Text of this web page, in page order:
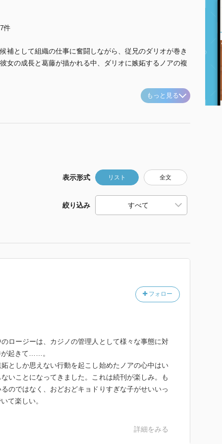
件
補として組織の仕事に奮闘しながら、従兄のダリオが巻き
女の成長と葛藤が描かれる中、ダリオに嫉妬するノアの複
もっと見る
表示形式 リスト 全文
絞り込み
フォロー
ロージーは、カジノの管理人として様々な事態に対
が起きて……。
としか思えない行動を起こし始めたノアの心中はい
いことになってきました。これは続刊が楽しみ。も
のではなく、おどおどキョドりすぎな子がせいいっ
て楽しい。
詳細をみる